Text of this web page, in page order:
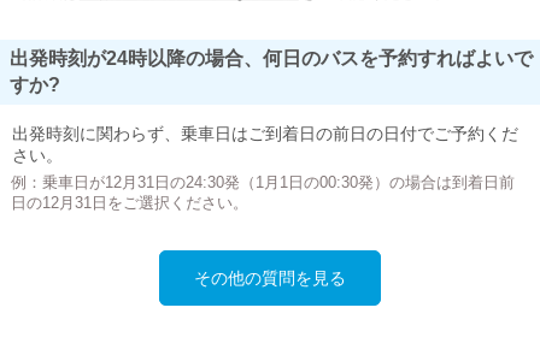
出発時刻が24時以降の場合、何日のバスを予約すればよいで
すか?
出発時刻に関わらず、乗車日はご到着日の前日の日付でご予約くだ
さい。
例：乗車日が12月31日の24:30発（1月1日の00:30発）の場合は到着日前
日の12月31日をご選択ください。
その他の質問を見る